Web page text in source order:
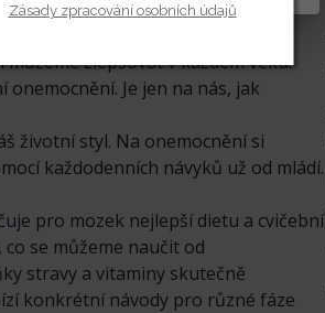
zlepšovat v každém věku:
Je jen na nás, jak
životní styl. Na onemocnění si
každodenních návyků už od mládí.
pro mozek nejlepší dietu a cvičební
se můžeme naučit od
stravy a vitaminy skutečně
konkrétní návody pro různé fáze
Zásady zpracování osobních údajů